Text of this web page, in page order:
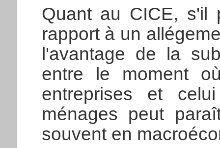
Quant au CICE, s'il
rapport à un
l'avantage de la
entre le moment
entreprises et
ménages peut
souvent en